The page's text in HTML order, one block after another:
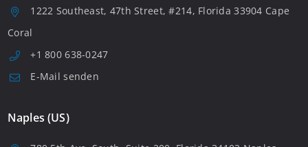
1222 Southeast, 47th Street, #214, Florida 33904 Cape
Coral
+1 800 638-0247
E-Mail senden
Naples (US)